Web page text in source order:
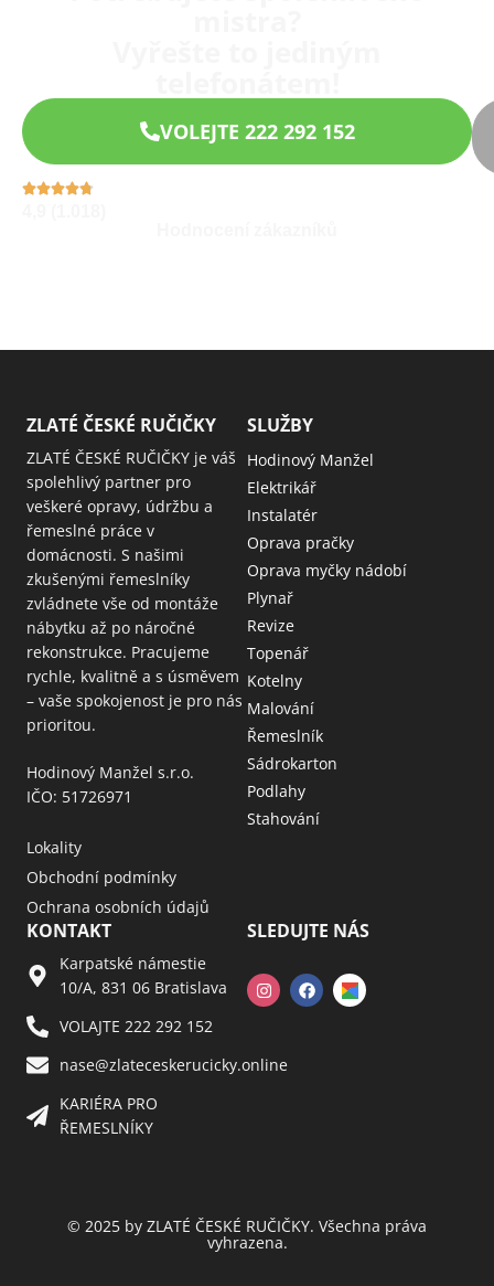
VOLEJTE 222 292 152
ZLATÉ ČESKÉ RUČIČKY
ZLATÉ ČESKÉ RUČIČKY je váš
spolehlivý partner pro
veškeré opravy, údržbu a
řemeslné práce v
domácnosti. S našimi
zkušenými řemeslníky
zvládnete vše od montáže
nábytku až po náročné
rekonstrukce. Pracujeme
rychle, kvalitně a s úsměvem
– vaše spokojenost je pro nás
prioritou.
Hodinový Manžel s.r.o.
IČO: 51726971
Lokality
Obchodní podmínky
Ochrana osobních údajů
SLUŽBY
Hodinový Manžel
Elektrikář
Instalatér
Oprava pračky
Oprava myčky nádobí
Plynař
Revize
Topenář
Kotelny
Malování
Řemeslník
Sádrokarton
Podlahy
Stahování
KONTAKT
Karpatské námestie
10/A, 831 06 Bratislava
VOLAJTE 222 292 152
nase@zlateceskerucicky.online
KARIÉRA PRO
ŘEMESLNÍKY
SLEDUJTE NÁS
© 2025 by ZLATÉ ČESKÉ RUČIČKY. Všechna práva
vyhrazena.